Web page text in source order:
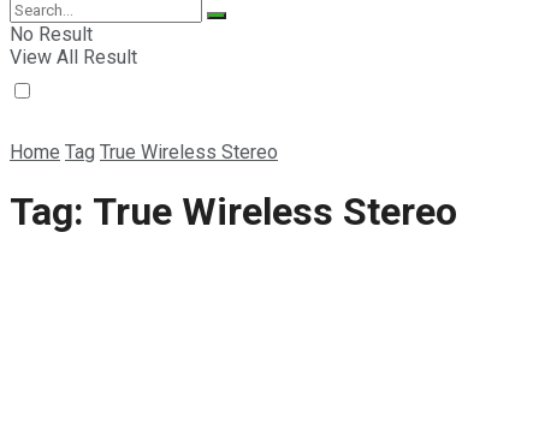
E-Magazine
No Result
View All Result
Home Tag True Wireless Stereo
Tag: True Wireless Stereo